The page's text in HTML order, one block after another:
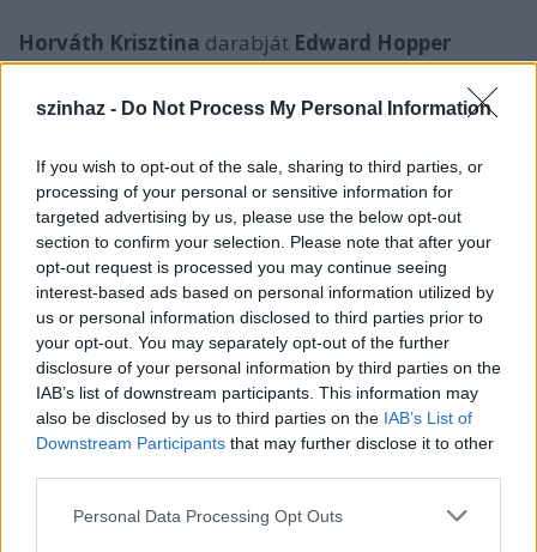
szinhaz - Do Not Process My Personal Information
If you wish to opt-out of the sale, sharing to third parties, or
processing of your personal or sensitive information for
targeted advertising by us, please use the below opt-out
section to confirm your selection. Please note that after your
opt-out request is processed you may continue seeing
interest-based ads based on personal information utilized by
us or personal information disclosed to third parties prior to
your opt-out. You may separately opt-out of the further
disclosure of your personal information by third parties on the
IAB’s list of downstream participants. This information may
also be disclosed by us to third parties on the IAB’s List of
Downstream Participants that may further disclose it to other
Please note that this website/app uses one or more Google
Personal Data Processing Opt Outs
Horváth Krisztina darabját Edward Hopper
amerikai festő képei inspirálták. ANachtschwärmer
egy valódi térspecifikus előadás, melyet az alkotó
mindig az adott helyszínre adaptál. A koreográfus
aktív szereplőként történő bevonása az előadás
folyamatába. Külön érdekessége a produkciónak,
hogy a darab szereplői munkásságukat korábban
lezárt, már nyugdíjas professzionális táncosok, ezért
ez egy valódi „over 40” produkció.
Koreográfus, látvány:Horváth Krisztina
előadók:Tyhra Bellini, Adrienn Janzso, Mihaly
Molnar, Bernd Michael Teichmann